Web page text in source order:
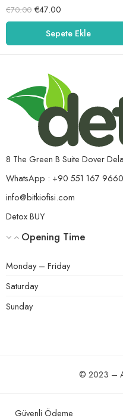
5 üzerinden
5.00oy aldı
€70.00 €47.00
Sepete Ekle
8 The Green B Suite Dover
WhatsApp : +90 551 167 9660
info@bitkiofisi.com
Detox BUY
Opening Time
Monday – Friday
Saturday
Sunday
© 2023 –
Güvenli Ödeme